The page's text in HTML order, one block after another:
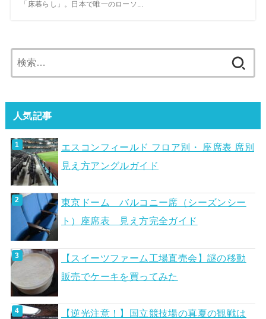
「床暮らし」。日本で唯一のローソ...
索:
人気記事
エスコンフィールド フロア別・ 座席表 席別
見え方アングルガイド
東京ドーム バルコニー席（シーズンシー
ト）座席表 見え方完全ガイド
【スイーツファーム工場直売会】謎の移動
販売でケーキを買ってみた
【逆光注意！】国立競技場の真夏の観戦は